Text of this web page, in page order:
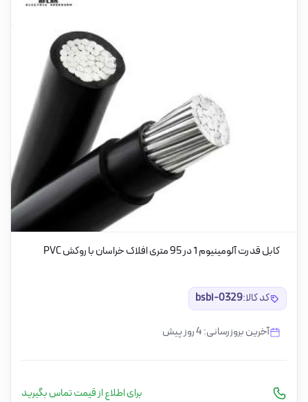
کابل قدرت آلومینیوم 1 در 95 متری افلاک خراسان با روکش PVC
کد کالا:bsbi-0329
آخرین بروزرسانی: 4 روز پیش
برای اطلاع از قیمت تماس بگیرید